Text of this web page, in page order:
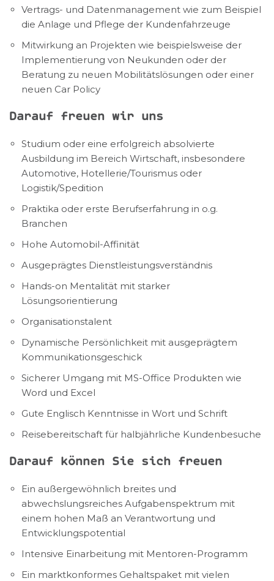
Vertrags- und Datenmanagement wie zum Beispiel
die Anlage und Pflege der Kundenfahrzeuge
Mitwirkung an Projekten wie beispielsweise der
Implementierung von Neukunden oder der
Beratung zu neuen Mobilitätslösungen oder einer
neuen Car Policy
Darauf freuen wir uns
Studium oder eine erfolgreich absolvierte
Ausbildung im Bereich Wirtschaft, insbesondere
Automotive, Hotellerie/Tourismus oder
Logistik/Spedition
Praktika oder erste Berufserfahrung in o.g.
Branchen
Hohe Automobil-Affinität
Ausgeprägtes Dienstleistungsverständnis
Hands-on Mentalität mit starker
Lösungsorientierung
Organisationstalent
Dynamische Persönlichkeit mit ausgeprägtem
Kommunikationsgeschick
Sicherer Umgang mit MS-Office Produkten wie
Word und Excel
Gute Englisch Kenntnisse in Wort und Schrift
Reisebereitschaft für halbjährliche Kundenbesuche
Darauf können Sie sich freuen
Ein außergewöhnlich breites und
abwechslungsreiches Aufgabenspektrum mit
einem hohen Maß an Verantwortung und
Entwicklungspotential
Intensive Einarbeitung mit Mentoren-Programm
Ein marktkonformes Gehaltspaket mit vielen